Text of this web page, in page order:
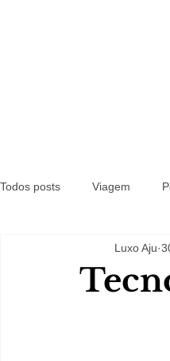
Todos posts Viagem
Luxo Aju